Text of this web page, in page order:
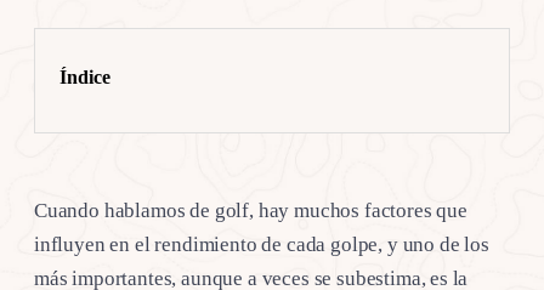
Índice
Cuando hablamos de golf, hay muchos factores que
influyen en el rendimiento de cada golpe, y uno de los
más importantes, aunque a veces se subestima, es la